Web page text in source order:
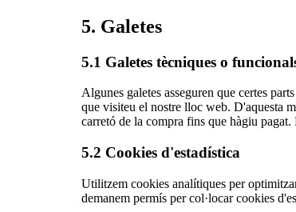
5. Galetes
5.1 Galetes tècniques o
Algunes galetes asseguren que certes
que visiteu el nostre lloc web. D'aquesta
carretó de la compra fins que hàgiu pagat.
5.2 Cookies d'estadística
Utilitzem cookies analítiques per
demanem permís per col·locar cookies